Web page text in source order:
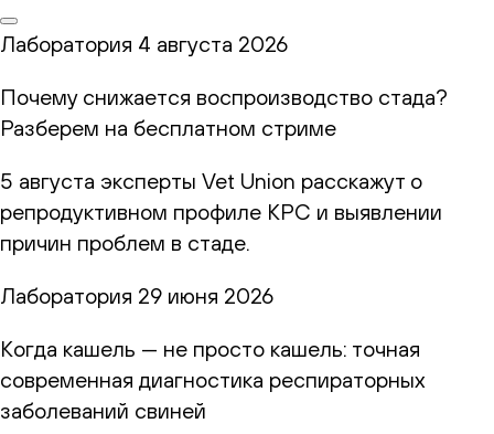
Лаборатория 4 августа 2026
Почему снижается воспроизводство стада?
Разберем на бесплатном стриме
5 августа эксперты Vet Union расскажут о
репродуктивном профиле КРС и выявлении
причин проблем в стаде.
Лаборатория 29 июня 2026
Когда кашель — не просто кашель: точная
современная диагностика респираторных
заболеваний свиней